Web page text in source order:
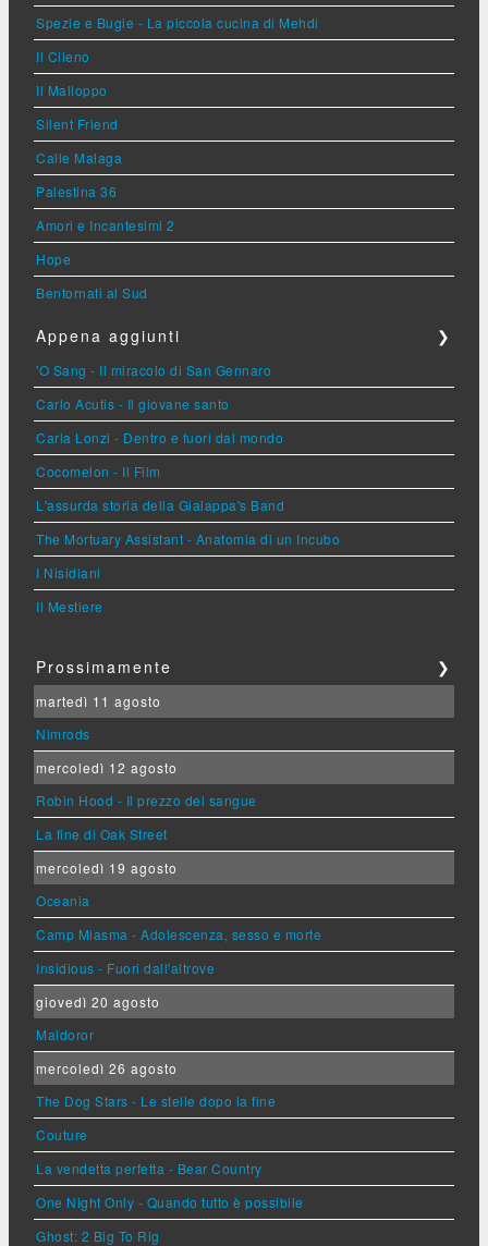
Spezie e Bugie - La piccola cucina di Mehdi
Il Cileno
Il Malloppo
Silent Friend
Calle Malaga
Palestina 36
Amori e Incantesimi 2
Hope
Bentornati al Sud
Appena aggiunti ❯
'O Sang - Il miracolo di San Gennaro
Carlo Acutis - Il giovane santo
Carla Lonzi - Dentro e fuori dal mondo
Cocomelon - Il Film
L'assurda storia della Gialappa's Band
The Mortuary Assistant - Anatomia di un Incubo
I Nisidiani
Il Mestiere
Prossimamente ❯
martedì 11 agosto
Nimrods
mercoledì 12 agosto
Robin Hood - Il prezzo del sangue
La fine di Oak Street
mercoledì 19 agosto
Oceania
Camp Miasma - Adolescenza, sesso e morte
Insidious - Fuori dall'altrove
giovedì 20 agosto
Maldoror
mercoledì 26 agosto
The Dog Stars - Le stelle dopo la fine
Couture
La vendetta perfetta - Bear Country
One Night Only - Quando tutto è possibile
Ghost: 2 Big To Rig